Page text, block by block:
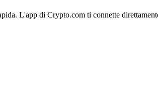
L'app di Crypto.com ti connette